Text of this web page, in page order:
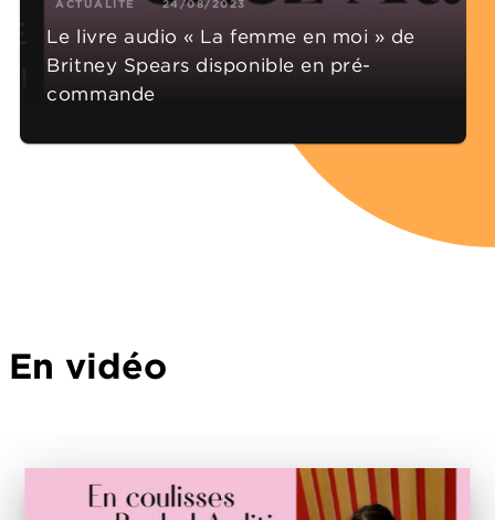
ACTUALITÉ 24/08/2023
Le livre audio « La femme en moi » de
Britney Spears disponible en pré-
commande
En vidéo